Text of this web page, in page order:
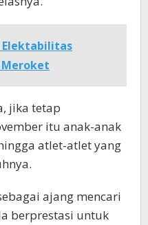
Elektabilitas
Meroket
jika tetap
itu anak-anak
atlet-atlet yang
ajang mencari
berprestasi untuk